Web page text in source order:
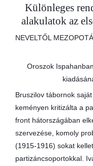
Különleges
alakulatok az
NEVELTŐL
Oroszok
Bruszilov tábornok
keményen kritizálta a
front hátországában
szervezése, komoly
(1915-1916) sokat
partizáncsoportokkal.